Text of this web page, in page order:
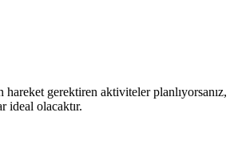
gerektiren aktiviteler
ideal olacaktır.